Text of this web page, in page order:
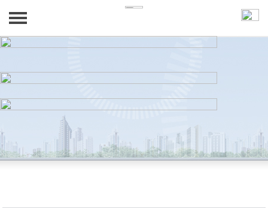
회사소개
조직도
연혁
제품소개
고객센터
공지사항
네트워크